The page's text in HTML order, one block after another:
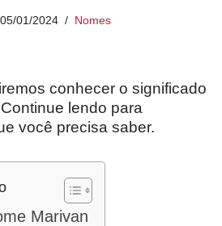
05/01/2024 Nomes
conhecer o significado
lendo para
você precisa saber.
Marivan